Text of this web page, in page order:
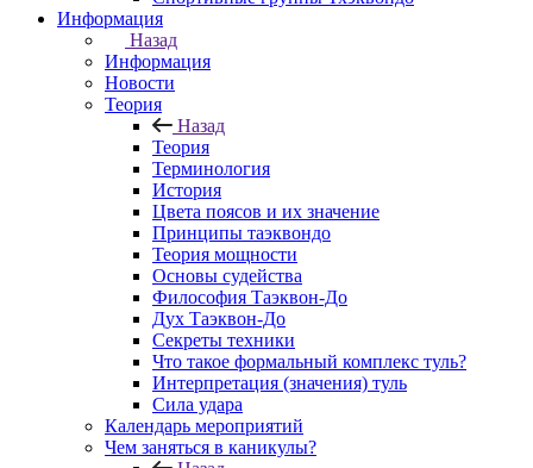
Информация
Назад
Информация
Новости
Теория
Назад
Теория
Терминология
История
Цвета поясов и их значение
Принципы таэквондо
Теория мощности
Основы судейства
Философия Таэквон-До
Дух Таэквон-До
Секреты техники
Что такое формальный комплекс туль?
Интерпретация (значения) туль
Сила удара
Календарь мероприятий
Чем заняться в каникулы?